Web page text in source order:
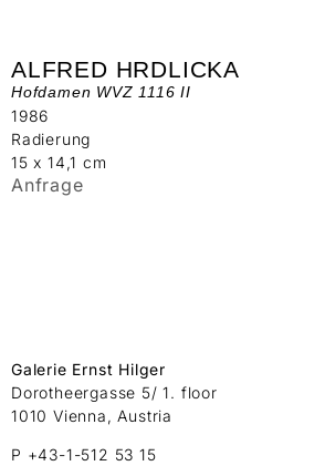
ALFRED HRDLICKA
Hofdamen WVZ 1116 II
1986
Radierung
15 x 14,1 cm
Anfrage
Galerie Ernst Hilger
Dorotheergasse 5/ 1. floor
1010 Vienna, Austria
P +43-1-512 53 15